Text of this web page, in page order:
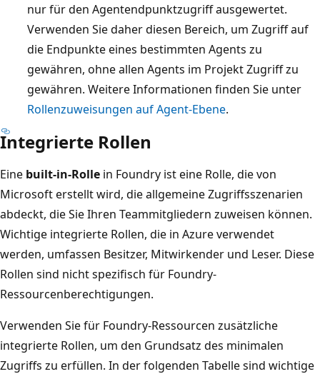
nur für den Agentendpunktzugriff ausgewertet.
Verwenden Sie daher diesen Bereich, um Zugriff auf
die Endpunkte eines bestimmten Agents zu
gewähren, ohne allen Agents im Projekt Zugriff zu
gewähren. Weitere Informationen finden Sie unter
Rollenzuweisungen auf Agent-Ebene.
Integrierte Rollen
Eine built-in-Rolle in Foundry ist eine Rolle, die von
Microsoft erstellt wird, die allgemeine Zugriffsszenarien
abdeckt, die Sie Ihren Teammitgliedern zuweisen können.
Wichtige integrierte Rollen, die in Azure verwendet
werden, umfassen Besitzer, Mitwirkender und Leser. Diese
Rollen sind nicht spezifisch für Foundry-
Ressourcenberechtigungen.
Verwenden Sie für Foundry-Ressourcen zusätzliche
integrierte Rollen, um den Grundsatz des minimalen
Zugriffs zu erfüllen. In der folgenden Tabelle sind wichtige